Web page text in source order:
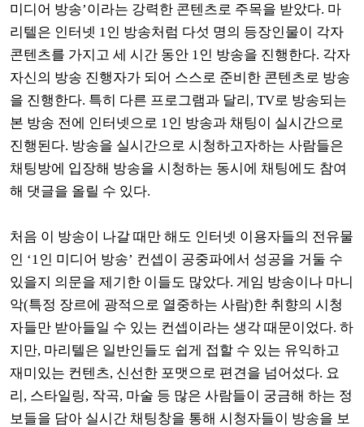
미디어 방송’이라는 강력한 콘텐츠로 주목을 받았다. 마
리텔은 인터넷 1인 방송처럼 다섯 명의 등장인물이 각자
콘텐츠를 가지고 세 시간 동안 1인 방송을 진행한다. 각자
자신의 방송 진행자가 되어 스스로 준비한 콘텐츠로 방송
을 진행한다. 특히 다른 프로그램과 달리 , TV로 방송되는
본 방송 전에 인터넷으로 1인 방송과 채팅이 실시간으로
진행된다. 방송을 실시간으로 시청하고자하는 사람들은
채팅방에 입장해 방송을 시청하는 동시에 채팅에도 참여
해 댓글을 올릴 수 있다.
처음 이 방송이 나갈 때만 해도 인터넷 이용자들의 전유물
인 ‘1인 미디어 방송’ 컨셉이 공중파에서 성공을 거둘 수
있을지 의문을 제기한 이들도 많았다. 게임 방송이나 마니
악(특정 장르에 광적으로 열중하는 사람)한 취향의 시청
자들만 받아들일 수 있는 컨셉이라는 생각 때문이었다. 하
지만, 마리텔은 일반인들도 쉽게 접할 수 있는 유익하고
재미있는 컨텐츠, 신선한 포맷으로 편견을 넘어섰다. 요
리 , 스타일링, 작곡, 마술 등 많은 사람들이 궁금해 하는 정
보들을 담아 실시간 채팅창을 통해 시청자들이 방송을 보